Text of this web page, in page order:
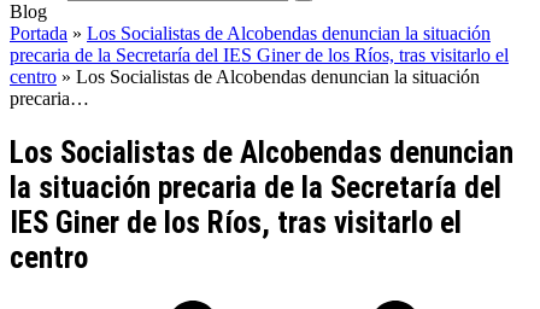
Blog
Portada » Los Socialistas de Alcobendas denuncian la situación
precaria de la Secretaría del IES Giner de los Ríos, tras visitarlo el
centro » Los Socialistas de Alcobendas denuncian la situación
precaria…
Los Socialistas de Alcobendas denuncian
la situación precaria de la Secretaría del
IES Giner de los Ríos, tras visitarlo el
centro